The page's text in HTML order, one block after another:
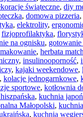
świąteczne, diy
, domowa pizzeria,
, elektrolity,
fizjoprofilaktyka,
na ognisku,
, herbata
, insulinooporność,
, kajaki weekendowe,
, kolacje jednogarnkowe,
sportowe, kotłownia
, kuchnia
Małopolski,
, kuchnia